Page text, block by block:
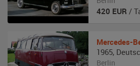
420 EUR /
Mercedes-
1965,
Berlin